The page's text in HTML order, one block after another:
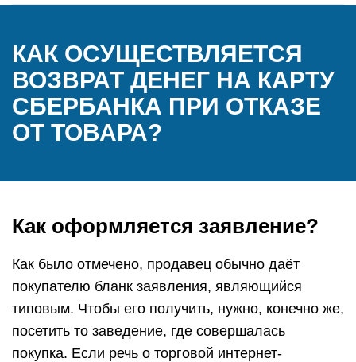
КАК ОСУЩЕСТВЛЯЕТСЯ
ВОЗВРАТ ДЕНЕГ НА КАРТУ
СБЕРБАНКА ПРИ ОТКАЗЕ
ОТ ТОВАРА?
Как оформляется заявление?
Как было отмечено, продавец обычно даёт
покупателю бланк заявления, являющийся
типовым. Чтобы его получить, нужно, конечно же,
посетить то заведение, где совершалась
покупка. Если речь о торговой интернет-